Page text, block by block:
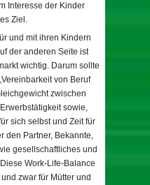
Interesse der Kinder
Ziel.
und mit ihren Kindern
der anderen Seite ist
wichtig. Darum sollte
von Beruf
zwischen
sowie,
sich selbst und Zeit für
den Partner, Bekannte,
gesellschaftliches und
Work-Life-Balance
zwar für Mütter und